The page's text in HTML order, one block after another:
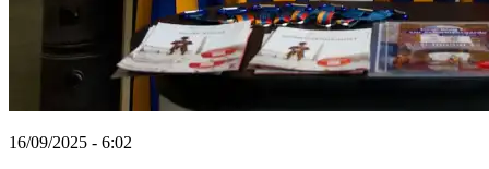
16/09/2025 - 6:02